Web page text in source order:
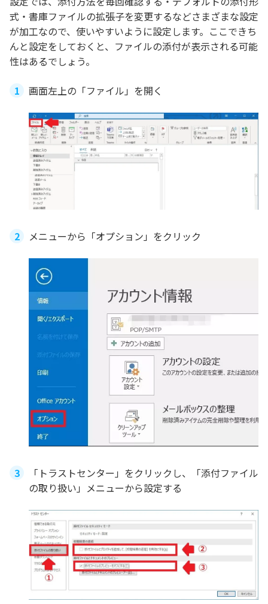
式・書庫ファイルの拡張子を変更するなどさまざまな設定
が加工なので、使いやすいように設定します。ここできち
んと設定をしておくと、ファイルの添付が表示される可能
性はあるでしょう。
画面左上の「ファイル」を開く
メニューから「オプション」をクリック
「トラストセンター」をクリックし、「添付ファイル
の取り扱い」メニューから設定する